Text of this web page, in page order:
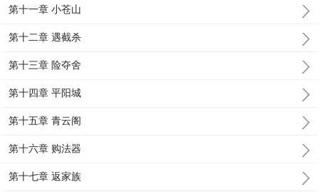
第十一章 小苍山
第十二章 遇截杀
第十三章 险夺舍
第十四章 平阳城
第十五章 青云阁
第十六章 购法器
第十七章 返家族